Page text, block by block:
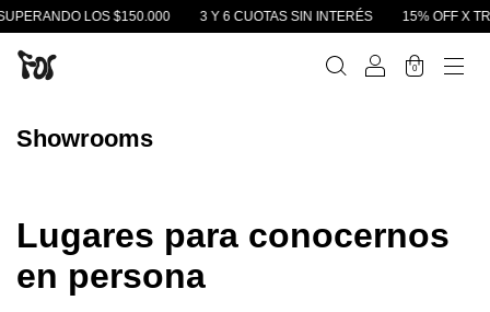
LOS $150.000 3 Y 6 CUOTAS SIN INTERÉS 15% OFF X
0
Showrooms
Lugares para conocernos
en persona